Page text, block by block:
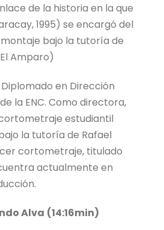
de la historia en la que
1995) se encargó del
bajo la tutoría de
Amparo)
en Dirección
la ENC. Como directora,
estudiantil
la tutoría de Rafael
cortometraje, titulado
actualmente en
Alva (14:16min)